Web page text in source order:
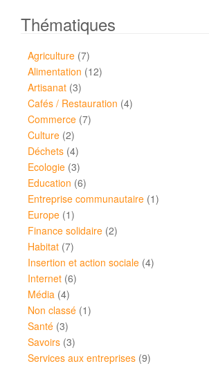
Thématiques
Agriculture (7)
Alimentation (12)
Artisanat (3)
Cafés / Restauration (4)
Commerce (7)
Culture (2)
Déchets (4)
Ecologie (3)
Education (6)
Entreprise communautaire (1)
Europe (1)
Finance solidaire (2)
Habitat (7)
Insertion et action sociale (4)
Internet (6)
Média (4)
Non classé (1)
Santé (3)
Savoirs (3)
Services aux entreprises (9)